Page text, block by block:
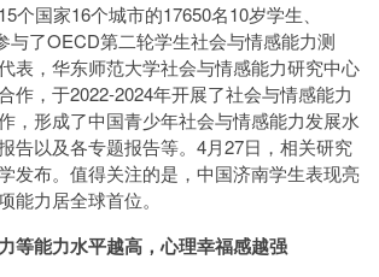
个国家16个城市的17650名10岁学生、
与了OECD第二轮学生社会与情感能力测
表，华东师范大学社会与情感能力研究中心
作，于2022-2024年开展了社会与情感能力
，形成了中国青少年社会与情感能力发展水
告以及各专题报告等。4月27日，相关研究
发布。值得关注的是，中国济南学生表现亮
能力居全球首位。
等能力水平越高，心理幸福感越强